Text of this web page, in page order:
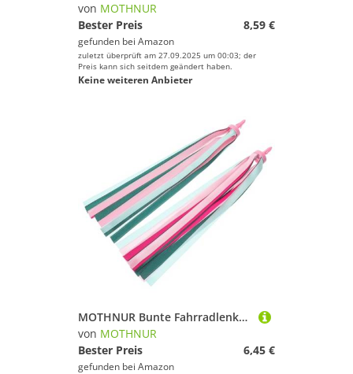
von MOTHNUR
Bester Preis
8,59 €
gefunden bei Amazon
zuletzt überprüft am 27.09.2025 um 00:03; der
Preis kann sich seitdem geändert haben.
Keine weiteren Anbieter
MOTHNUR Bunte Fahrradlenker Streamers für Langlebige Tassel Dekoration Einfache Montage Geeignet für Roller und Fahrradzubehör Farbenfrohe Fransen für Mädchen und Jungen
von MOTHNUR
Bester Preis
6,45 €
gefunden bei Amazon